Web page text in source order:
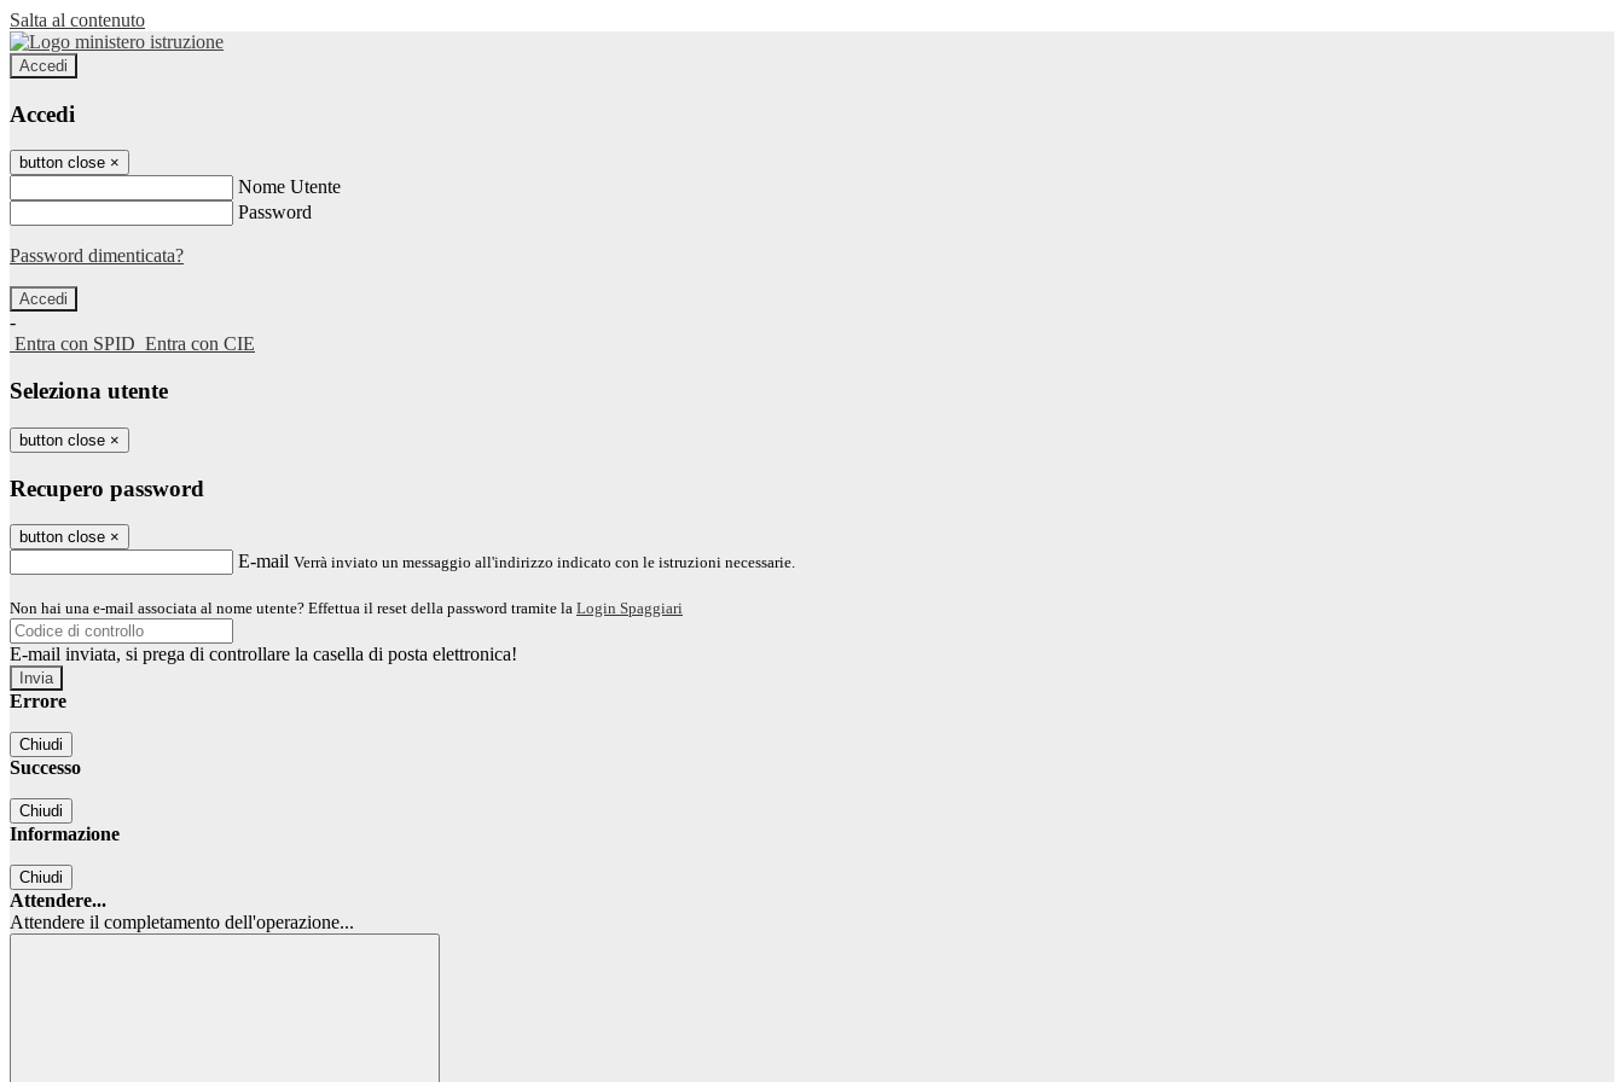
Salta al contenuto
Accedi
Accedi
button close ×
Nome Utente
Password
Password dimenticata?
-
Entra con SPID Entra con CIE
Seleziona utente
button close ×
Recupero password
button close ×
E-mail Verrà inviato un messaggio all'indirizzo indicato con le istruzioni necessarie.
Non hai una e-mail associata al nome utente? Effettua il reset della password tramite la Login Spaggiari
E-mail inviata, si prega di controllare la casella di posta elettronica!
Errore
Chiudi
Successo
Chiudi
Informazione
Chiudi
Attendere...
Attendere il completamento dell'operazione...